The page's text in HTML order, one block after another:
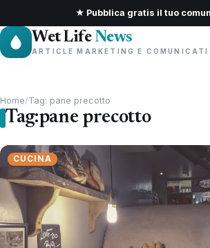
★ Pubblica gratis il tuo
Wet Life News
ARTICLE MARKETING E COMUNICATI
Home/Tag: pane precotto
Tag:pane precotto
CUCINA